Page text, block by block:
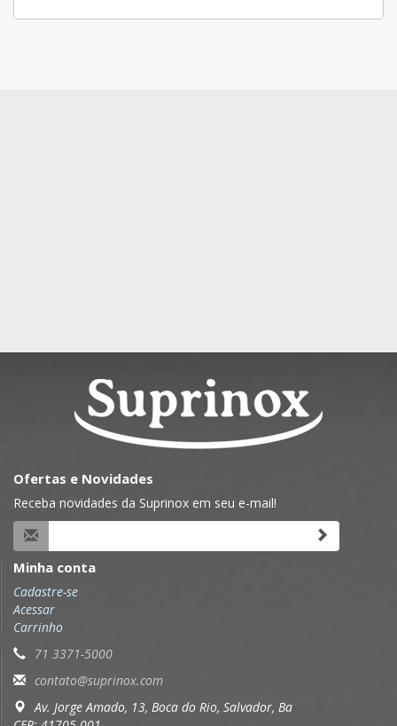
Ofertas e Novidades
Receba novidades da Suprinox em seu e-mail!
Minha conta
Cadastre-se
Acessar
Carrinho
71 3371-5000
contato@suprinox.com
Av. Jorge Amado, 13, Boca do Rio, Salvador, Ba